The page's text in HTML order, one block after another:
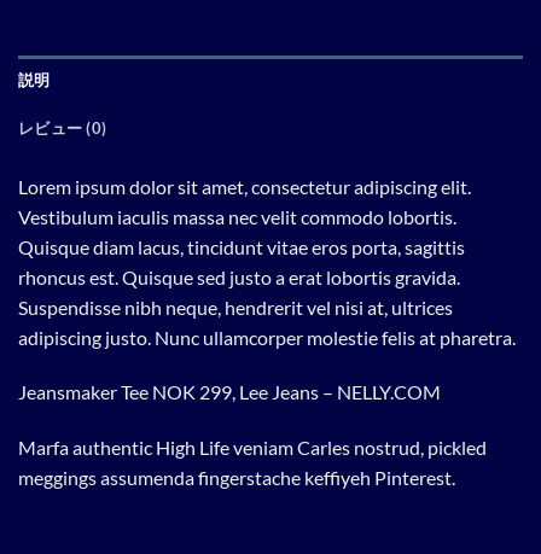
説明
レビュー (0)
Lorem ipsum dolor sit amet, consectetur adipiscing elit.
Vestibulum iaculis massa nec velit commodo lobortis.
Quisque diam lacus, tincidunt vitae eros porta, sagittis
rhoncus est. Quisque sed justo a erat lobortis gravida.
Suspendisse nibh neque, hendrerit vel nisi at, ultrices
adipiscing justo. Nunc ullamcorper molestie felis at pharetra.
Jeansmaker Tee NOK 299, Lee Jeans – NELLY.COM
Marfa authentic High Life veniam Carles nostrud, pickled
meggings assumenda fingerstache keffiyeh Pinterest.